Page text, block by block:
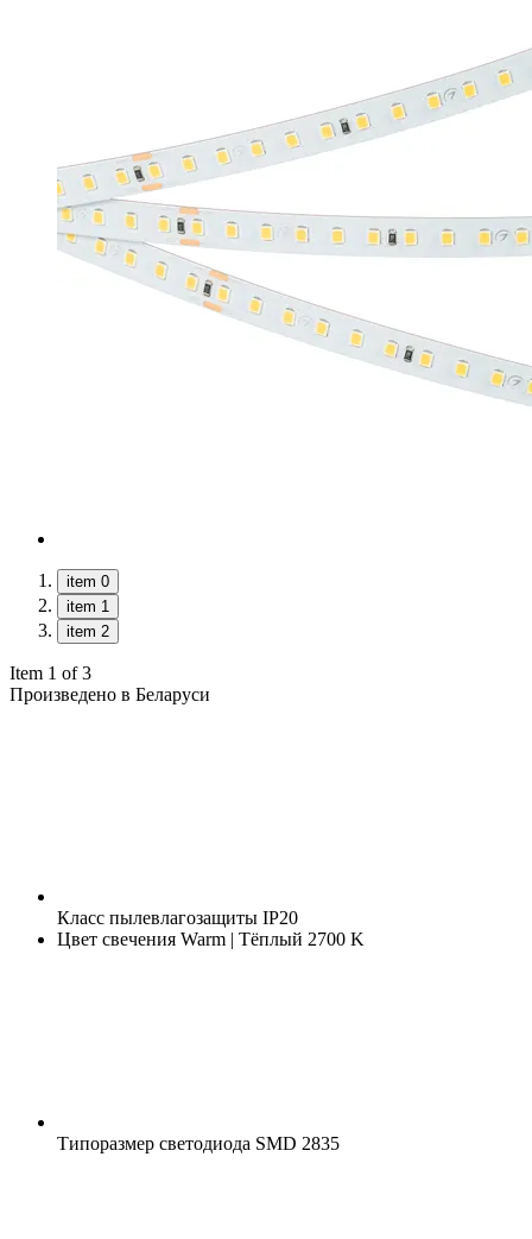
item 0
item 1
item 2
Item 1 of 3
Произведено в Беларуси
Класс пылевлагозащиты IP20
Цвет свечения Warm | Тёплый 2700 K
Типоразмер светодиода SMD 2835